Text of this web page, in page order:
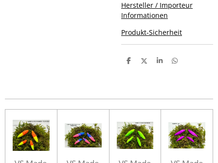
Hersteller / Importeur
Informationen
Produkt-Sicherheit
T
n
T
n
T
n
T
n